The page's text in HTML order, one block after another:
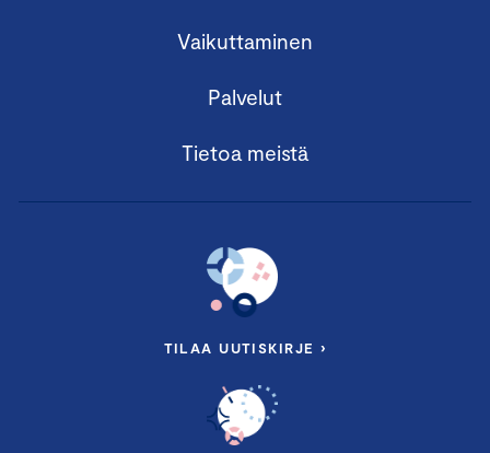
Vaikuttaminen
Palvelut
Tietoa meistä
TILAA UUTISKIRJE ›